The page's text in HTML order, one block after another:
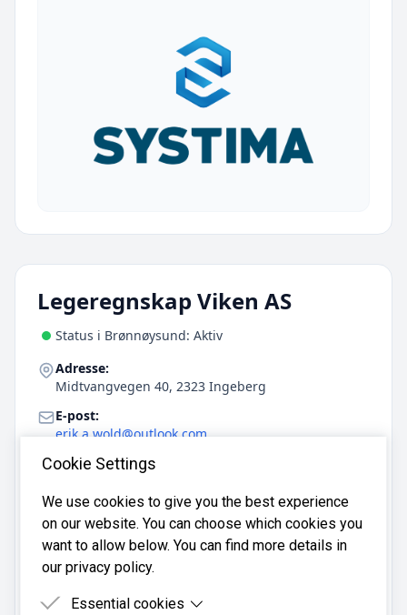
Legeregnskap Viken AS
Status i Brønnøysund: Aktiv
Adresse:
Midtvangvegen 40, 2323 Ingeberg
E-post:
erik.a.wold@outlook.com
Telefon:
Mobil:
906 07 480
Brønnøysundregistrene med organisasjonsnummer
Cookie Settings
We use cookies to give you the best experience
on our website. You can choose which cookies you
want to allow below. You can find more details in
our privacy policy.
Essential cookies